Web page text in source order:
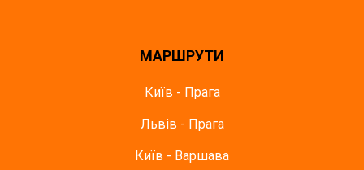
МАРШРУТИ
Київ - Прага
Львів - Прага
Київ - Варшава